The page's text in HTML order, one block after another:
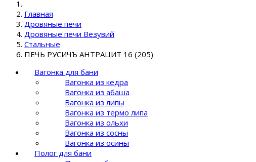
Главная
Дровяные печи
Дровяные печи Везувий
Стальные
ПЕЧЬ РУСИЧЪ АНТРАЦИТ 16 (205)
Вагонка для бани
Вагонка из кедра
Вагонка из абаша
Вагонка из липы
Вагонка из термо липа
Вагонка из ольхи
Вагонка из сосны
Вагонка из осины
Полог для бани